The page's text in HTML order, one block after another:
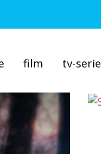
film tv-serie